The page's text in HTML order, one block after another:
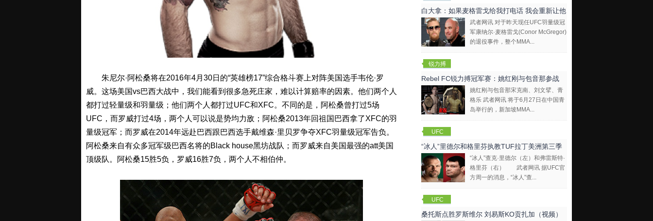
朱尼尔·阿松桑将在2016年4月30日的“英雄榜17”综合格斗赛上对阵美国选手韦伦·罗
威。这场美国vs巴西大战中，我们能看到很多急死庄家，难以计算赔率的因素。他们两个人
都打过轻量级和羽量级；他们两个人都打过UFC和XFC。不同的是，阿松桑曾打过5场
UFC，而罗威打过4场，两个人可以说是势均力敌；阿松桑2013年回祖国巴西拿了XFC的羽
量级冠军；而罗威在2014年远赴巴西跟巴西选手戴维森·里贝罗争夺XFC羽量级冠军告负。
阿松桑来自有众多冠军级巴西名将的Black house黑坊战队；而罗威来自美国最强的att美国
顶级队。阿松桑15胜5负，罗威16胜7负，两个人不相伯仲。
白大拿：如果麦格雷戈给我打电话 我会重新让他
回来比赛
武者网讯 对于昨天现任UFC羽量级冠
军康纳尔·麦格雷戈(Conor McGregor)
的退役事件，整个MMA...
锐力搏
Rebel FC锐力搏冠军赛：姚红刚与包音那参战
姚红刚与包音那宋克南、刘文擘、青
格乐 武者网讯 将于6月27日在中国青
岛举行的，新加坡MMA...
UFC
“冰人”里德尔和格里芬执教TUF拉丁美洲第三季
“冰人”查克·里德尔（左）和弗雷斯特·
格里芬（右） 武者网讯 据UFC官
方周一的消息，“冰人”查...
UFC
桑托斯点胜罗斯维尔 刘易斯KO贡扎加（视频）